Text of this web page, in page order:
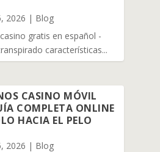
2026 | Blog
gratis en español -
características...
CASINO MÓVIL
COMPLETA ONLINE
HACIA EL PELO
2026 | Blog